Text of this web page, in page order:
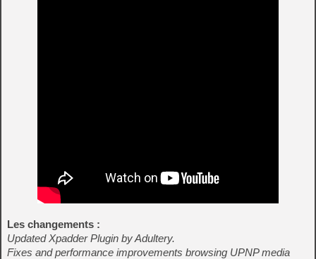
Les changements :
Updated Xpadder Plugin by Adultery.
Fixes and performance improvements browsing UPNP media